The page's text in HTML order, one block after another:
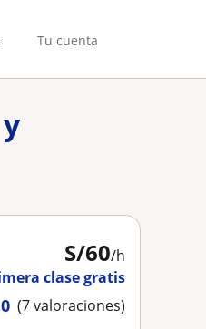
Tu cuenta
S/60/h
clase gratis
(7 valoraciones)